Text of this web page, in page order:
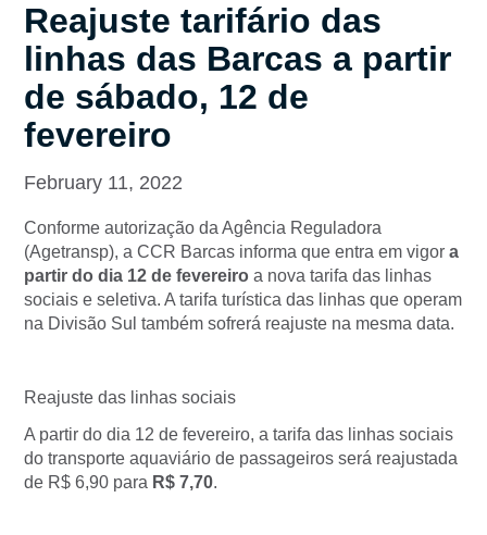
Reajuste tarifário das
linhas das Barcas a partir
de sábado, 12 de
fevereiro
February 11, 2022
Conforme autorização da Agência Reguladora
(Agetransp), a CCR Barcas informa que entra em vigor a
partir do dia 12 de fevereiro a nova tarifa das linhas
sociais e seletiva. A tarifa turística das linhas que operam
na Divisão Sul também sofrerá reajuste na mesma data.
Reajuste das linhas sociais
A partir do dia 12 de fevereiro, a tarifa das linhas sociais
do transporte aquaviário de passageiros será reajustada
de R$ 6,90 para R$ 7,70.